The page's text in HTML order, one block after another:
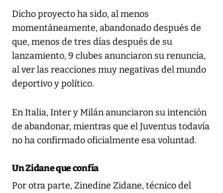
Dicho proyecto ha sido, al menos
momentáneamente, abandonado después de
que, menos de tres días después de su
lanzamiento, 9 clubes anunciaron su renuncia,
al ver las reacciones muy negativas del mundo
deportivo y político.
En Italia, Inter y Milán anunciaron su intención
de abandonar, mientras que el Juventus todavía
no ha confirmado oficialmente esa voluntad.
Un Zidane que confía
Por otra parte, Zinedine Zidane, técnico del